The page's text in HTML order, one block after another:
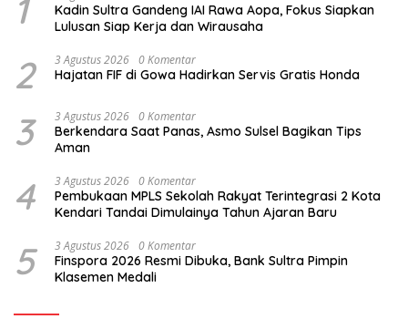
1
Kadin Sultra Gandeng IAI Rawa Aopa, Fokus Siapkan
Lulusan Siap Kerja dan Wirausaha
2 3 Agustus 2026 0 Komentar
Hajatan FIF di Gowa Hadirkan Servis Gratis Honda
3 3 Agustus 2026 0 Komentar
Berkendara Saat Panas, Asmo Sulsel Bagikan Tips
Aman
4 3 Agustus 2026 0 Komentar
Pembukaan MPLS Sekolah Rakyat Terintegrasi 2 Kota
Kendari Tandai Dimulainya Tahun Ajaran Baru
5 3 Agustus 2026 0 Komentar
Finspora 2026 Resmi Dibuka, Bank Sultra Pimpin
Klasemen Medali